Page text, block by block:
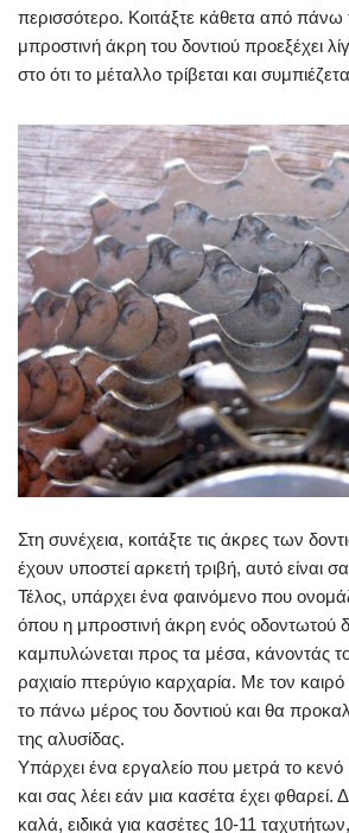
περισσότερο. Κοιτάξτε κάθετα από πάνω
μπροστινή άκρη του δοντιού προεξέχει
στο ότι το μέταλλο τρίβεται και
Στη συνέχεια, κοιτάξτε τις άκρες των
έχουν υποστεί αρκετή τριβή, αυτό είναι
Τέλος, υπάρχει ένα φαινόμενο που
όπου η μπροστινή άκρη ενός οδοντωτού
καμπυλώνεται προς τα μέσα, κάνοντάς
ραχιαίο πτερύγιο καρχαρία. Με τον
το πάνω μέρος του δοντιού και θα
της αλυσίδας.
Υπάρχει ένα εργαλείο που μετρά το
και σας λέει εάν μια κασέτα έχει φθαρεί.
καλά, ειδικά για κασέτες 10-11